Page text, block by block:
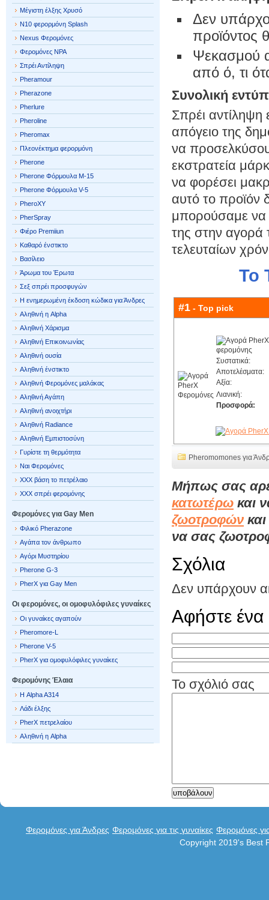
Δεν
προϊόντος
Ψεκασμού
από ό, τι
Συνολική
Σπρέι αντίληψη
απόγειο της
να
εκστρατεία
να φορέσει
αυτό το προϊόν
μπορούσαμε να
της στην αγορά
τελευταίων
Το
#1 - Top pick
Συστατικά:
Αποτελέσματα:
Αξία:
Λιανική:
Προσφορά:
Pheromomones για
Μήπως σας
κατωτέρω και
ζωοτροφών
να σας
Σχόλια
Δεν υπάρχουν
Αφήστε ένα
Το σχόλιό σας
Μέγιστη έλξης Χρυσό
N10 φερορμόνη Splash
Nexus Φερομόνες
Φερομόνες NPA
Σπρέι Αντίληψη
Pheramour
Pherazone
Pherlure
Pheroline
Pheromax
Πλεονέκτημα φερορμόνη
Pherone
Pherone Φόρμουλα Μ-15
Pherone Φόρμουλα V-5
PheroXY
PherSpray
Φιέρο Premiiun
Καθαρό ένστικτο
Βασίλειο
Άρωμα του Έρωτα
Σεξ σπρέι προσφυγών
Η ενημερωμένη έκδοση κώδικα για Άνδρες
Αληθινή η Alpha
Αληθινή Χάρισμα
Αληθινή Επικοινωνίας
Αληθινή ουσία
Αληθινή ένστικτο
Αληθινή Φερομόνες μαλάκας
Αληθινή Αγάπη
Αληθινή ανοιχτήρι
Αληθινή Radiance
Αληθινή Εμπιστοσύνη
Γυρίστε τη θερμότητα
Ναι Φερομόνες
XXX βάση το πετρέλαιο
XXX σπρέι φερομόνης
Φερομόνες για Gay Men
Φιλικό Pherazone
Αγάπα τον άνθρωπο
Αγόρι Μυστηρίου
Pherone G-3
PherX για Gay Men
Οι φερομόνες, οι ομοφυλόφιλες γυναίκες
Οι γυναίκες αγαπούν
Pheromore-L
Pherone V-5
PherX για ομοφυλόφιλες γυναίκες
Φερομόνης Έλαια
Η Alpha A314
Λάδι έλξης
PherX πετρελαίου
Αληθινή η Alpha
Φερομόνες για Άνδρες Φερομόνες για τις γυναίκες Φερομόνες
Copyright 2019's Best